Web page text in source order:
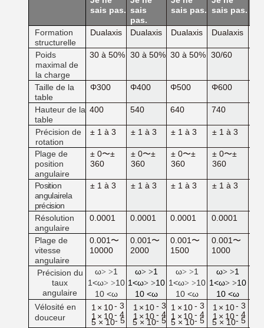
sais pas. sais
pas.
sais pas. sais pas.
Formation
structurelle
Dualaxis Dualaxis Dualaxis Dualaxis
Poids
maximal de
la charge
30 à 50% 30 à 50% 30 à 50% 30/60
Taille de la
table
Φ300 Φ400 Φ500 Φ600
Hauteur de la
table
400 540 640 740
Précision de
rotation
± 1 à 3 ± 1 à 3 ± 1 à 3 ± 1 à 3
Plage de
position
angulaire
± 0〜±
360
± 0〜±
360
± 0〜±
360
± 0〜±
360
Position
angulairela
précision
± 1 à 3 ± 1 à 3 ± 1 à 3 ± 1 à 3
Résolution
angulaire
0.0001 0.0001 0.0001 0.0001
Plage de
vitesse
angulaire
0.001 〜
10000
0.001 〜
2000
0.001 〜
1500
0.001 〜
1000
Précision du
taux
angulaire
ω> >1
1<ω> >10
10 <ω
ω> >1
1<ω> >10
10 <ω
ω> >1
1<ω> >10
10 <ω
ω> >1
1<ω> >10
10 <ω
Vélosité en
douceur
1 × 10- 3
1 × 10- 4
1 × 10- 3
1 × 10- 4
1 × 10- 3
1 × 10- 4
1 × 10- 3
1 × 10- 4
5 × 10- 5 5 × 10- 5 5 × 10- 5 5 × 10- 5